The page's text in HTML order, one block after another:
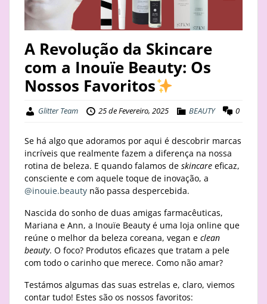
A Revolução da Skincare
com a Inouïe Beauty: Os
Nossos Favoritos
Glitter Team 25 de Fevereiro, 2025 BEAUTY 0
Se há algo que adoramos por aqui é descobrir marcas
incríveis que realmente fazem a diferença na nossa
rotina de beleza. E quando falamos de skincare eficaz,
consciente e com aquele toque de inovação, a
@inouie.beauty não passa despercebida.
Nascida do sonho de duas amigas farmacêuticas,
Mariana e Ann, a Inouïe Beauty é uma loja online que
reúne o melhor da beleza coreana, vegan e clean
beauty. O foco? Produtos eficazes que tratam a pele
com todo o carinho que merece. Como não amar?
Testámos algumas das suas estrelas e, claro, viemos
contar tudo! Estes são os nossos favoritos:
STAY
BUSINESS
ABOUT